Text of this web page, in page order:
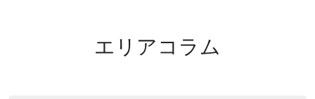
エリアコラム